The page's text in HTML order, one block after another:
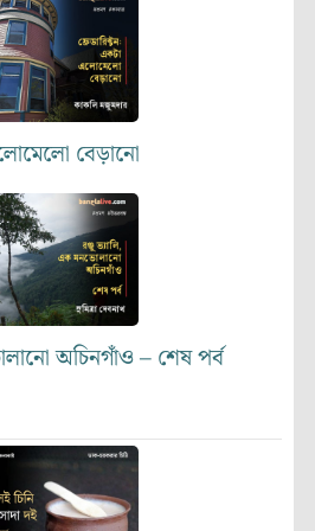
বেড়ানো
অচিনগাঁও – শেষ পর্ব